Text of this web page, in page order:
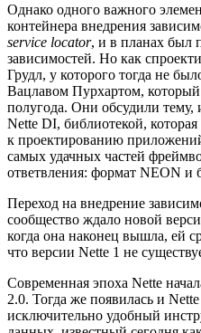
Однако одного важного
контейнера внедрения
service locator, и в планах был
зависимостей. Но как
Грудл, у которого тогда не
Вацлавом Пурхартом,
полугода. Они обсудили тему,
Nette DI, библиотекой,
к проектированию
самых удачных частей
ответвления: формат NEON и
Переход на внедрение
сообщество ждало новой
когда она наконец вышла, ей
что версии Nette 1 не
Современная эпоха Nette
2.0. Тогда же появилась и
исключительно удобный